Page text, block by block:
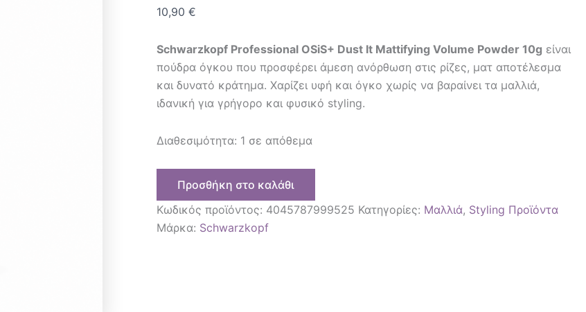
10,90€
Schwarzkopf Professional OSiS+ Dust It Mattifying Volume Powder 10g είναι
πούδρα όγκου που προσφέρει άμεση ανόρθωση στις ρίζες, ματ αποτέλεσμα
και δυνατό κράτημα. Χαρίζει υφή και όγκο χωρίς να βαραίνει τα μαλλιά,
ιδανική για γρήγορο και φυσικό styling.
Διαθεσιμότητα: 1 σε απόθεμα
Προσθήκη στο καλάθι
Κωδικός προϊόντος: 4045787999525 Κατηγορίες: Μαλλιά, Styling Προϊόντα
Μάρκα: Schwarzkopf